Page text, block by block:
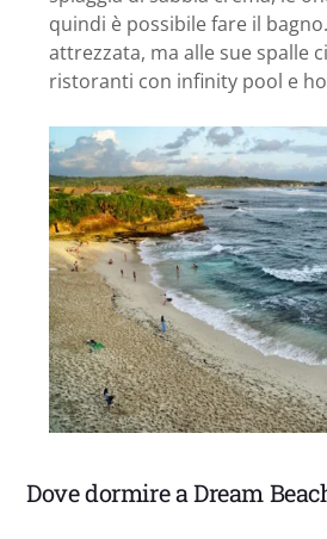
quindi è possibile fare il
attrezzata, ma alle sue spalle
ristoranti con infinity pool e
Dove dormire a Dream